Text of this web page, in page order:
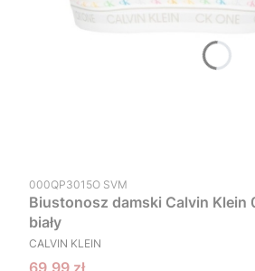
Kod produktu
000QP3015O SVM
Biustonosz damski Calvin Klein
biały
PRODUCENT
CALVIN KLEIN
Cena promocyjna